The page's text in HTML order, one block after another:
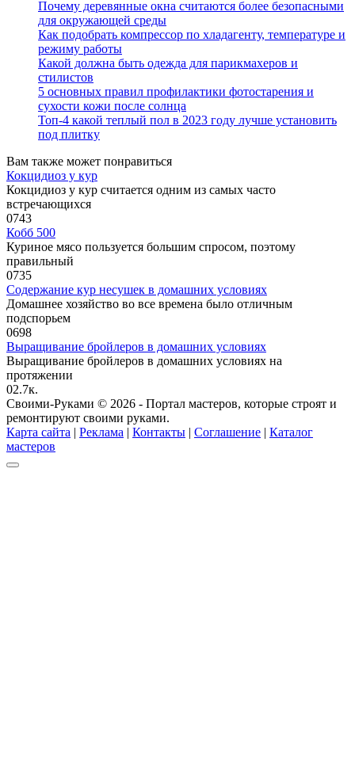
Почему деревянные окна считаются более безопасными
для окружающей среды
Как подобрать компрессор по хладагенту, температуре и
режиму работы
Какой должна быть одежда для парикмахеров и
стилистов
5 основных правил профилактики фотостарения и
сухости кожи после солнца
Топ-4 какой теплый пол в 2023 году лучше установить
под плитку
Вам также может понравиться
Кокцидиоз у кур
Кокцидиоз у кур считается одним из самых часто
встречающихся
0743
Кобб 500
Куриное мясо пользуется большим спросом, поэтому
правильный
0735
Содержание кур несушек в домашних условиях
Домашнее хозяйство во все времена было отличным
подспорьем
0698
Выращивание бройлеров в домашних условиях
Выращивание бройлеров в домашних условиях на
протяжении
02.7к.
Своими-Руками © 2026 - Портал мастеров, которые строят и
ремонтируют своими руками.
Карта сайта | Реклама | Контакты | Соглашение | Каталог
мастеров